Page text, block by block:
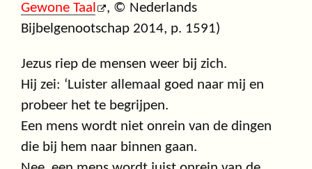
Gewone Taal
, © Nederlands
Bijbelgenootschap 2014, p. 1591)
Jezus riep de mensen weer bij zich.
Hij zei: ‘Luister allemaal goed naar mij en
probeer het te begrijpen.
Een mens wordt niet onrein van de dingen
die bij hem naar binnen gaan.